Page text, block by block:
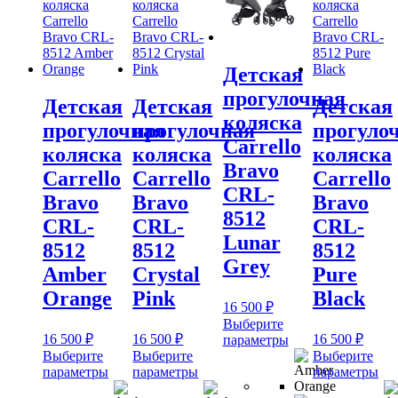
Детская
прогулочная
коляска
Carrello
Bravo
CRL-
8512
Amber
Orange
16 500 ₽
Выберите
параметрыЭтот
товар
Детская
прогулочная
коляска
Carrello
Bravo
CRL-
8512
Crystal
Pink
16 500₽
Выберите
параметрыЭтот
товар
Детская
прогулочная
коляска
Carrello
Bravo
CRL-
8512
Lunar
Grey
16 500 ₽
Выберите
параметрыЭтот
товар
имеет
несколько
Детская
коляска
Carrello
Bravo
CRL-
8512
Pure
Black
16 500 ₽
Выберите
параметры